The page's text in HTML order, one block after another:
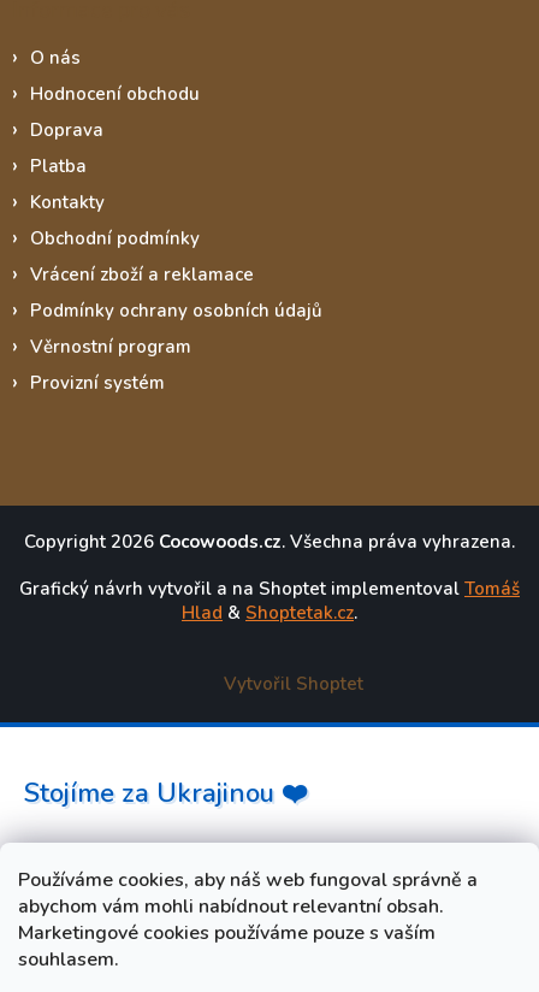
Používáme cookies, aby náš web fungoval správně a
abychom vám mohli nabídnout relevantní obsah.
Marketingové cookies používáme pouze s vaším
souhlasem.
O nás
Hodnocení obchodu
Doprava
Platba
Kontakty
Obchodní podmínky
Vrácení zboží a reklamace
Podmínky ochrany osobních údajů
Věrnostní program
Provizní systém
Copyright 2026 Cocowoods.cz. Všechna práva vyhrazena.
Grafický návrh vytvořil a na Shoptet implementoval Tomáš
Hlad & Shoptetak.cz.
Vytvořil Shoptet
Stojíme za Ukrajinou ❤️
Jak a čím pomoci »